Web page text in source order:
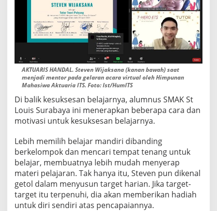
AKTUARIS HANDAL. Steven Wijaksana (kanan bawah) saat
menjadi mentor pada gelaran acara virtual oleh Himpunan
Mahasiwa Aktuaria ITS. Foto: Ist/HumITS
Di balik kesuksesan belajarnya, alumnus SMAK St
Louis Surabaya ini menerapkan beberapa cara dan
motivasi untuk kesuksesan belajarnya.
Lebih memilih belajar mandiri dibanding
berkelompok dan mencari tempat tenang untuk
belajar, membuatnya lebih mudah menyerap
materi pelajaran. Tak hanya itu, Steven pun dikenal
getol dalam menyusun target harian. Jika target-
target itu terpenuhi, dia akan memberikan hadiah
untuk diri sendiri atas pencapaiannya.